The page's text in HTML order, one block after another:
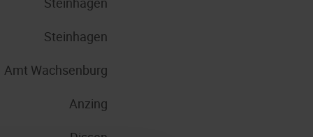
Steinhagen
Amt Wachsenburg
Anzing